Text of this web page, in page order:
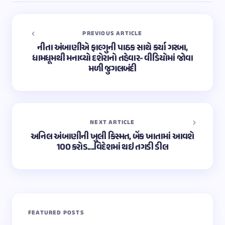
PREVIOUS ARTICLE
નીતા અંબાણીએ ફાલ્ગુની પાઠક સાથે કર્યા ગરબા,
ધામધૂમથી મનાવ્યો દશેરાનો તહેવાર- વીડિયોમાં જોવા
મળી જુગલબંદી
NEXT ARTICLE
અનિલ અંબાણીની ખુલી કિસ્મત, બેંક ખાતામાં આવશે
100 કરોડ....વિદેશમાં થઇ તગડી ડીલ
FEATURED POSTS